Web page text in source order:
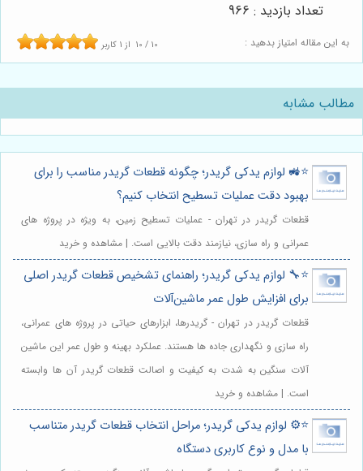
به این مقاله امتیاز بدهید : 10 / 10 از 1 کاربر
تعداد بازدید : 966
مطالب مشابه
⭐️🚜 لوازم یدکی گریدر؛ چگونه قطعات گریدر مناسب را برای
بهبود دقت عملیات تسطیح انتخاب کنیم؟
قطعات گریدر در تهران - عملیات تسطیح زمین، به ویژه در پروژه های
عمرانی و راه سازی، نیازمند دقت بالایی است. | مشاهده و خرید
⭐️🔧 لوازم یدکی گریدر؛ راهنمای تشخیص قطعات گریدر اصلی
برای افزایش طول عمر ماشین‌آلات
قطعات گریدر در تهران - گریدرها، ابزارهای حیاتی در پروژه های عمرانی،
راه سازی و نگهداری جاده ها هستند. عملکرد بهینه و طول عمر این ماشین
آلات سنگین به شدت به کیفیت و اصالت قطعات گریدر آن ها وابسته
است. | مشاهده و خرید
⭐️⚙️ لوازم یدکی گریدر؛ مراحل انتخاب قطعات گریدر متناسب
با مدل و نوع کاربری دستگاه